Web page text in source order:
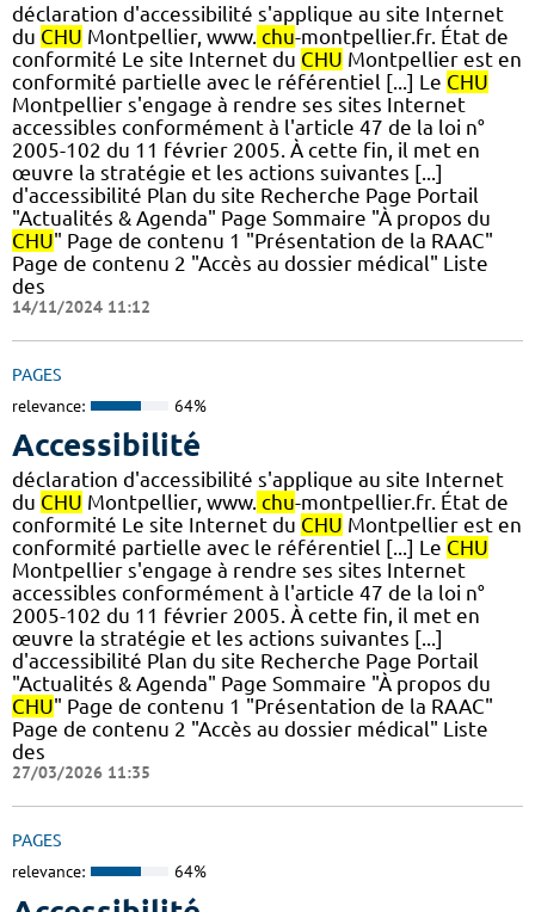
déclaration d'accessibilité s'applique au site Internet
du CHU Montpellier, www. chu-montpellier.fr. État de
conformité Le site Internet du CHU Montpellier est en
conformité partielle avec le référentiel [...] Le CHU
Montpellier s'engage à rendre ses sites Internet
accessibles conformément à l'article 47 de la loi n°
2005-102 du 11 février 2005. À cette fin, il met en
œuvre la stratégie et les actions suivantes [...]
d'accessibilité Plan du site Recherche Page Portail
"Actualités & Agenda" Page Sommaire "À propos du
CHU" Page de contenu 1 "Présentation de la RAAC"
Page de contenu 2 "Accès au dossier médical" Liste
des
14/11/2024 11:12
PAGES
relevance: 64%
Accessibilité
déclaration d'accessibilité s'applique au site Internet
du CHU Montpellier, www. chu-montpellier.fr. État de
conformité Le site Internet du CHU Montpellier est en
conformité partielle avec le référentiel [...] Le CHU
Montpellier s'engage à rendre ses sites Internet
accessibles conformément à l'article 47 de la loi n°
2005-102 du 11 février 2005. À cette fin, il met en
œuvre la stratégie et les actions suivantes [...]
d'accessibilité Plan du site Recherche Page Portail
"Actualités & Agenda" Page Sommaire "À propos du
CHU" Page de contenu 1 "Présentation de la RAAC"
Page de contenu 2 "Accès au dossier médical" Liste
des
27/03/2026 11:35
PAGES
relevance: 64%